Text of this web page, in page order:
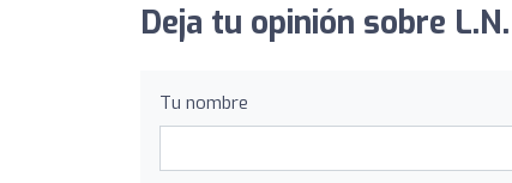
Deja tu opinión sobre
Tu nombre